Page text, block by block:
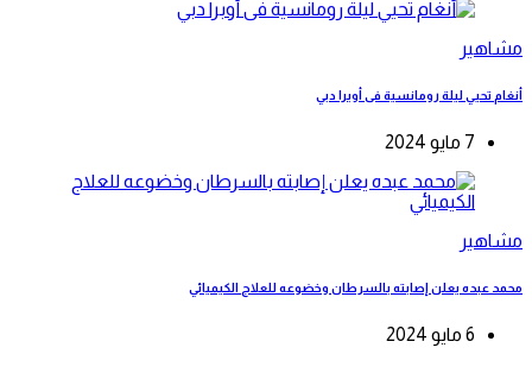
مشاهير
أنغام تحيي ليلة رومانسية فى أوبرا دبي
7 مايو 2024
مشاهير
محمد عبده يعلن إصابته بالسرطان وخضوعه للعلاج الكيميائي
6 مايو 2024